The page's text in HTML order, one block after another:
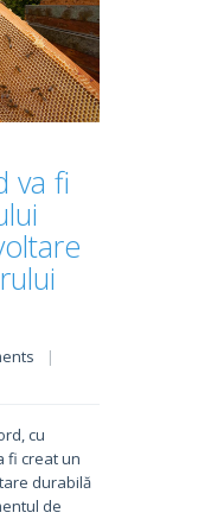
va fi
|
cu
fi creat un
durabilă
de